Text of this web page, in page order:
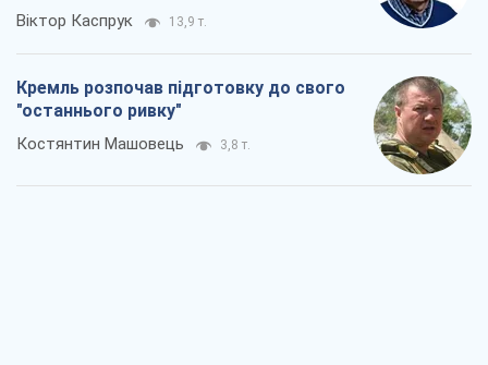
Віктор Каспрук 13,9 т.
Кремль розпочав підготовку до свого
"останнього ривку"
Костянтин Машовець 3,8 т.